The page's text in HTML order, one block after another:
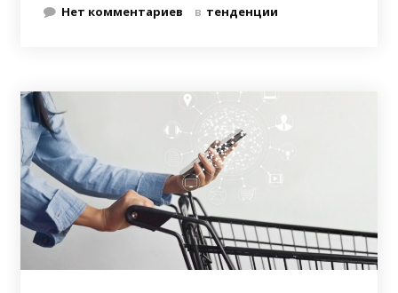
Нет комментариев в тенденции